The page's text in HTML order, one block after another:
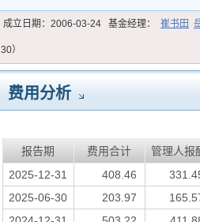
成立日期： 2006-03-24 基金经理： 崔书田
30）
费用分析
报告期 费用合计
管理人报
2025-12-31
408.46
2025-06-30
203.97